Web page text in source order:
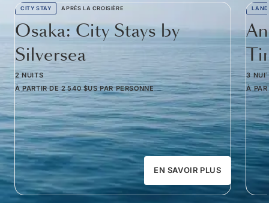
CITY STAY APRÈS LA CROISIÈRE
Osaka: City Stays by
Silversea
2 NUITS
À PARTIR DE 2 540 $US PAR PERSONNE
EN SAVOIR PLUS
3
À